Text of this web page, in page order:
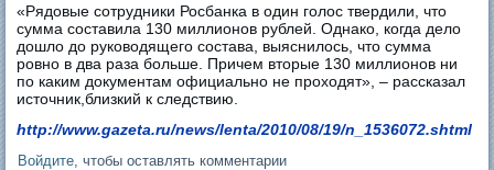
«Рядовые сотрудники Росбанка в один голос твердили, что
сумма составила 130 миллионов рублей. Однако, когда дело
дошло до руководящего состава, выяснилось, что сумма
ровно в два раза больше. Причем вторые 130 миллионов ни
по каким документам официально не проходят», – рассказал
источник,близкий к следствию.
http://www.gazeta.ru/news/lenta/2010/08/19/n_1536072.shtml
Войдите , чтобы оставлять комментарии